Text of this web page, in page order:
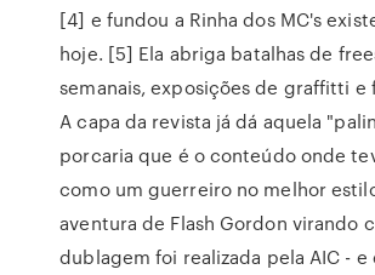
[4] e fundou a Rinha dos MC's
hoje. [5] Ela abriga batalhas de
semanais, exposições de graffitti e
A capa da revista já dá aquela
porcaria que é o conteúdo onde
como um guerreiro no melhor
aventura de Flash Gordon virando
dublagem foi realizada pela AIC - e